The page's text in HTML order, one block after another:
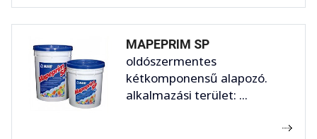
MAPEPRIM SP
oldószermentes
kétkomponensű alapozó.
alkalmazási terület: ...